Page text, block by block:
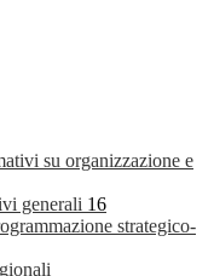
su organizzazione e
generali 16
strategico-